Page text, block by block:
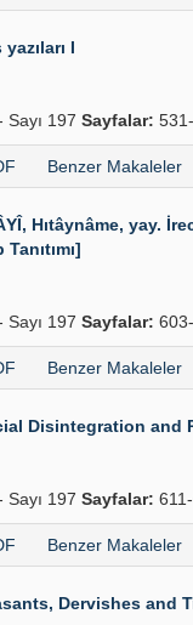
I
197 Sayfalar:
Benzer Makaleler
Hıtâynâme,
197 Sayfalar:
Benzer Makaleler
Disintegration and
197 Sayfalar:
Benzer Makaleler
Dervishes and